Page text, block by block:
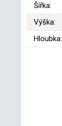
Šířka:
Výška:
Hloubka: